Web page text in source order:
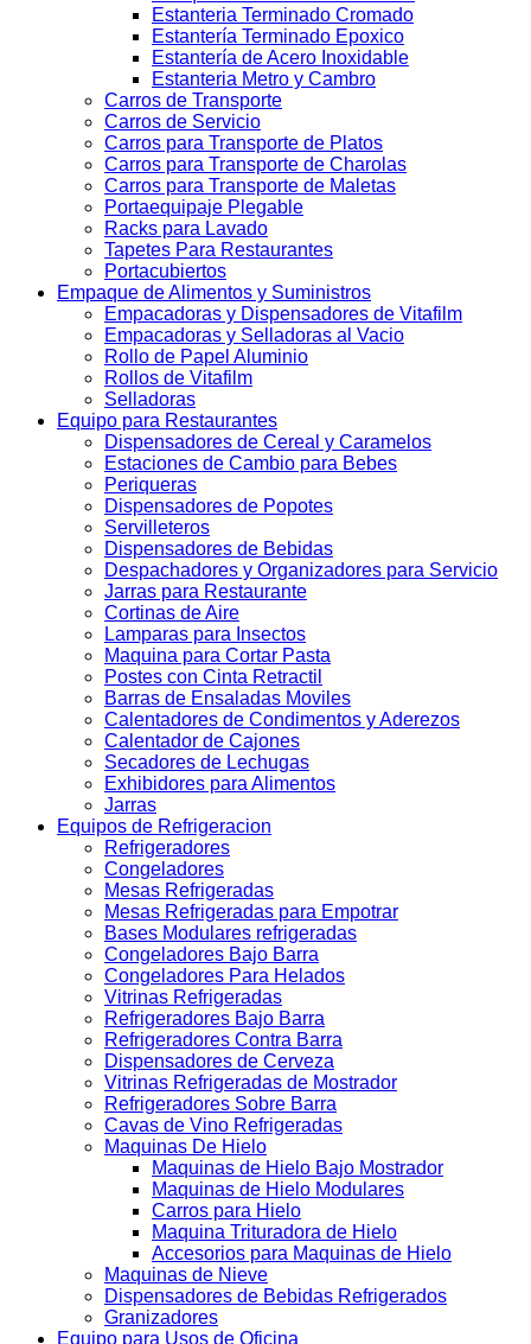
Estanteria Terminado Cromado
Estantería Terminado Epoxico
Estantería de Acero Inoxidable
Estanteria Metro y Cambro
Carros de Transporte
Carros de Servicio
Carros para Transporte de Platos
Carros para Transporte de Charolas
Carros para Transporte de Maletas
Portaequipaje Plegable
Racks para Lavado
Tapetes Para Restaurantes
Portacubiertos
Empaque de Alimentos y Suministros
Empacadoras y Dispensadores de Vitafilm
Empacadoras y Selladoras al Vacio
Rollo de Papel Aluminio
Rollos de Vitafilm
Selladoras
Equipo para Restaurantes
Dispensadores de Cereal y Caramelos
Estaciones de Cambio para Bebes
Periqueras
Dispensadores de Popotes
Servilleteros
Dispensadores de Bebidas
Despachadores y Organizadores para Servicio
Jarras para Restaurante
Cortinas de Aire
Lamparas para Insectos
Maquina para Cortar Pasta
Postes con Cinta Retractil
Barras de Ensaladas Moviles
Calentadores de Condimentos y Aderezos
Calentador de Cajones
Secadores de Lechugas
Exhibidores para Alimentos
Jarras
Equipos de Refrigeracion
Refrigeradores
Congeladores
Mesas Refrigeradas
Mesas Refrigeradas para Empotrar
Bases Modulares refrigeradas
Congeladores Bajo Barra
Congeladores Para Helados
Vitrinas Refrigeradas
Refrigeradores Bajo Barra
Refrigeradores Contra Barra
Dispensadores de Cerveza
Vitrinas Refrigeradas de Mostrador
Refrigeradores Sobre Barra
Cavas de Vino Refrigeradas
Maquinas De Hielo
Maquinas de Hielo Bajo Mostrador
Maquinas de Hielo Modulares
Carros para Hielo
Maquina Trituradora de Hielo
Accesorios para Maquinas de Hielo
Maquinas de Nieve
Dispensadores de Bebidas Refrigerados
Granizadores
Equipo para Usos de Oficina